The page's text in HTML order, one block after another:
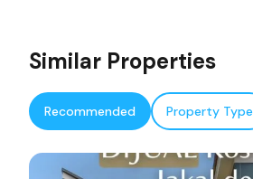
Similar Properties
Recommended Property Type